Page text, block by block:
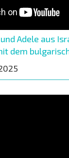
Adele aus
dem